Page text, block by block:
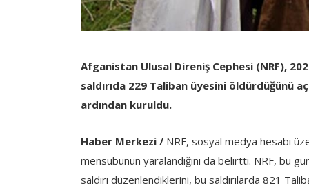
Afganistan Ulusal Direniş Cephesi (NRF),
saldırıda 229 Taliban üyesini öldürdüğünü
ardından kuruldu.
Haber Merkezi / NRF, sosyal medya hesabı
mensubunun yaralandığını da belirtti. NRF, bu
saldırı düzenlendiklerini, bu saldırılarda 821